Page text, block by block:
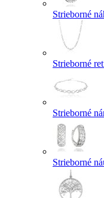
Strieborné
Strieborné
Strieborné
Strieborné